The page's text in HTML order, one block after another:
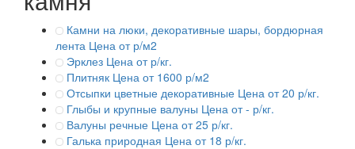
Камни на люки, декоративные шары, бордюрная
лента Цена от р/м2
Эрклез Цена от р/кг.
Плитняк Цена от 1600 р/м2
Отсыпки цветные декоративные Цена от 20 р/кг.
Глыбы и крупные валуны Цена от - р/кг.
Валуны речные Цена от 25 р/кг.
Галька природная Цена от 18 р/кг.